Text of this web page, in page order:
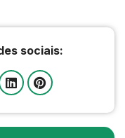
sociais: